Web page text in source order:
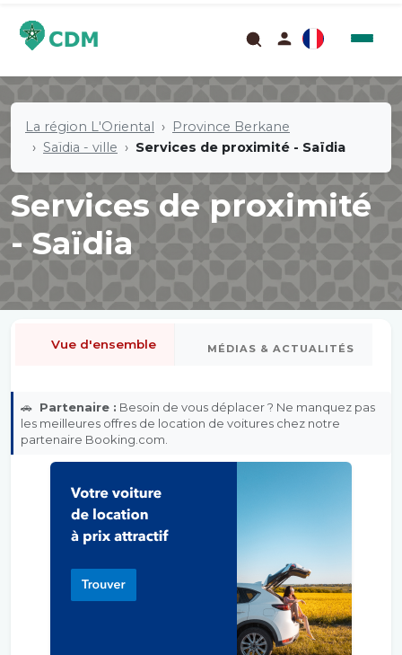
La région L'Oriental
Province Berkane
Saïdia - ville
Services de proximité - Saïdia
Services de proximité
- Saïdia
Vue d'ensemble MÉDIAS & ACTUALITÉS
🚗 Partenaire : Besoin de vous déplacer ? Ne manquez pas
les meilleures offres de location de voitures chez notre
partenaire Booking.com.